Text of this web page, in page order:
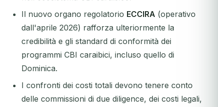
Il nuovo organo regolatorio ECCIRA (operativo
dall'aprile 2026) rafforza ulteriormente la
credibilità e gli standard di conformità dei
programmi CBI caraibici, incluso quello di
Dominica.
I confronti dei costi totali devono tenere conto
delle commissioni di due diligence, dei costi legali,